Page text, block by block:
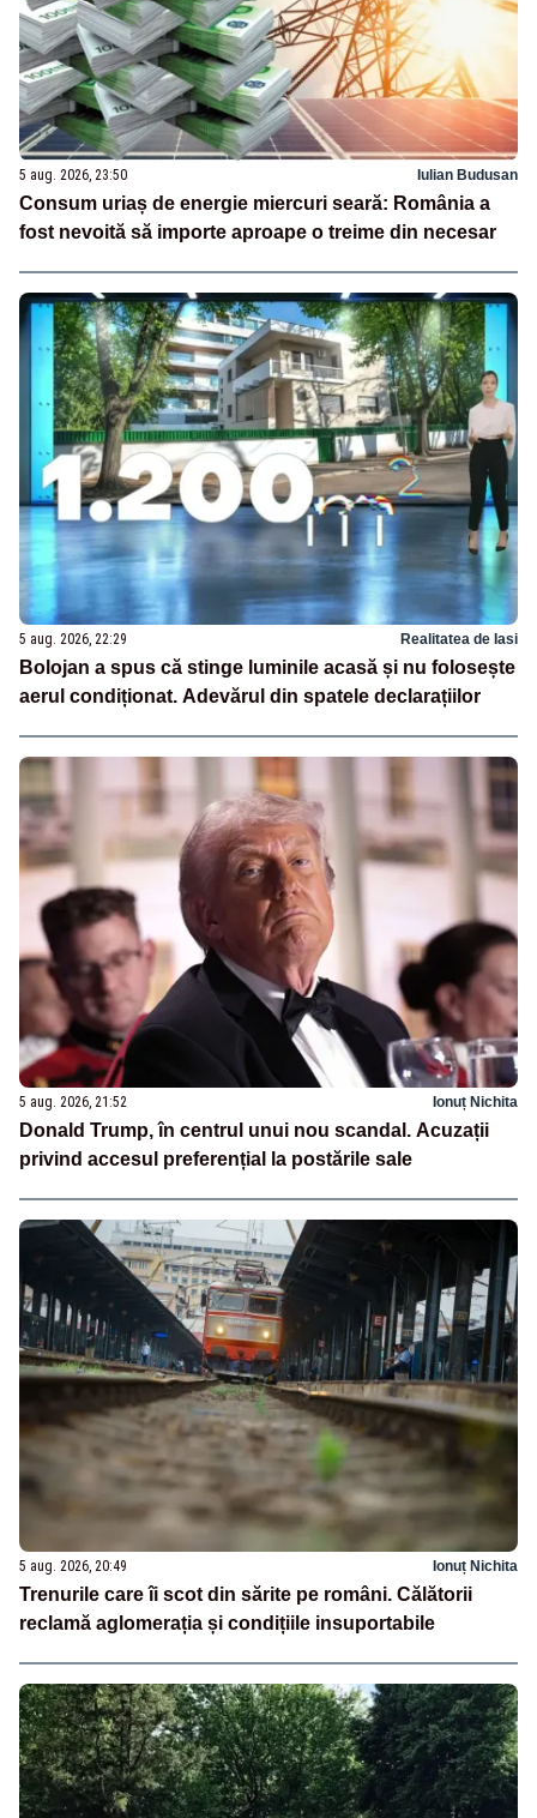
5 aug. 2026, 23:50 Iulian Budusan
Consum uriaș de energie miercuri seară: România a
fost nevoită să importe aproape o treime din necesar
5 aug. 2026, 22:29 Realitatea de Iasi
Bolojan a spus că stinge luminile acasă și nu folosește
aerul condiționat. Adevărul din spatele declarațiilor
5 aug. 2026, 21:52 Ionuț Nichita
Donald Trump, în centrul unui nou scandal. Acuzații
privind accesul preferențial la postările sale
5 aug. 2026, 20:49 Ionuț Nichita
Trenurile care îi scot din sărite pe români. Călătorii
reclamă aglomerația și condițiile insuportabile